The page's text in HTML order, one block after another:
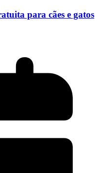
para cães e gatos